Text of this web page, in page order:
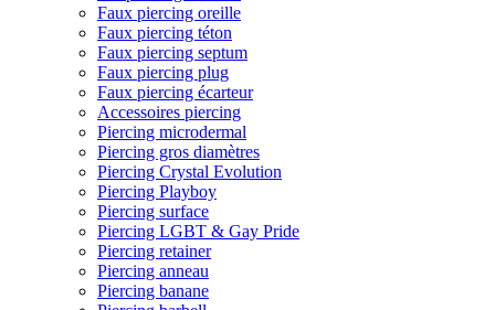
Faux piercing oreille
Faux piercing téton
Faux piercing septum
Faux piercing plug
Faux piercing écarteur
Accessoires piercing
Piercing microdermal
Piercing gros diamètres
Piercing Crystal Evolution
Piercing Playboy
Piercing surface
Piercing LGBT & Gay Pride
Piercing retainer
Piercing anneau
Piercing banane